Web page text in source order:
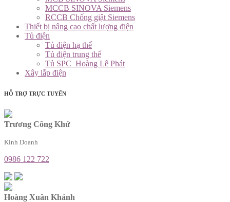
MCCB SINOVA Siemens
RCCB Chống giật Siemens
Thiết bị nâng cao chất lượng điện
Tủ điện
Tủ điện hạ thế
Tủ điện trung thế
Tủ SPC_Hoàng Lê Phát
Xây lắp điện
HỖ TRỢ TRỰC TUYẾN
Trương Công Khứ
Kinh Doanh
0986 122 722
Hoàng Xuân Khánh